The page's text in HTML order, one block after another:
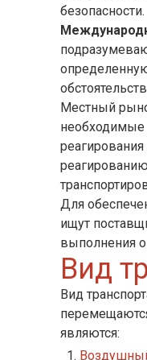
безопасности.
Местный
необходимые
Для
ищут
выполнения
Вид
Вид
являются: